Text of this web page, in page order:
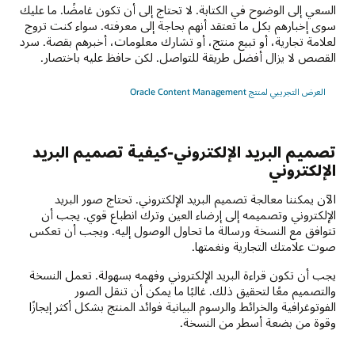
السعي إلى الوضوح في الكتابة. لا تحتاج إلى أن تكون غامضًا. ما عليك
سوى إخبارهم بكل ما تعتقد أنهم بحاجة إلى معرفته. سواء كنت تروج
لعلامة تجارية، أو تبيع منتج، أو تشارك معلومات، أخبرهم بقصة. سرد
القصص لا يزال أفضل طريقة للتواصل. لكن حافظ عليه باختصار.
العرض التجريبي لمنتج Oracle Content Management
تصميم البريد الإلكتروني-كيفية تصميم البريد
الإلكتروني
الآن يمكننا معالجة تصميم البريد الإلكتروني. تحتاج صور البريد
الإلكتروني وتصميمه إلى إرضاء العين وترك انطباع قوي. يجب أن
تتوافق مع النسخة ورسالة ما تحاول الوصول إليه. ويجب أن تعكس
صوت علامتك التجارية ونغمتها.
يجب أن تكون قراءة البريد الإلكتروني وفهمه بسهولة. تعمل النسخة
والتصميم معًا لتحقيق ذلك. غالبًا ما يمكن أن تنقل الصور
الفوتوغرافية والخرائط والرسوم البيانية فوائد المنتج بشكل أكثر إيجازًا
وقوة من بضعة أسطر من النسخة.